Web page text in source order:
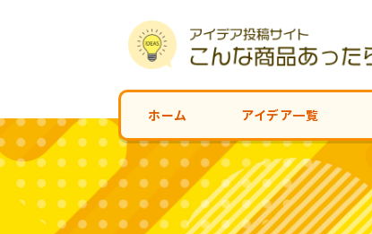
ホーム アイデア一覧